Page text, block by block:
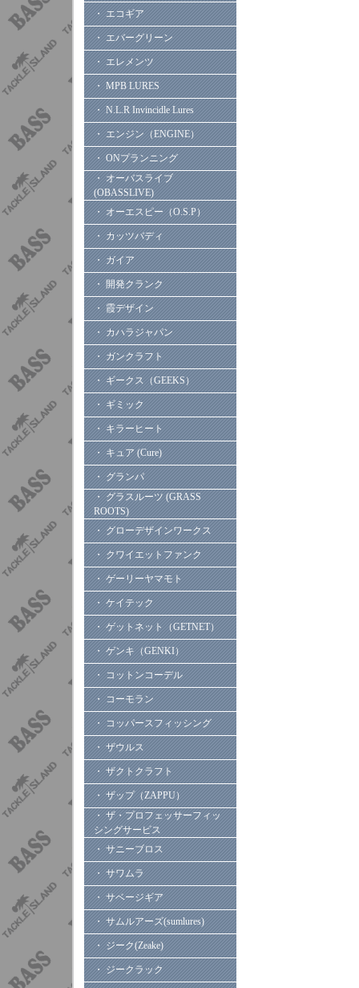
・ エコギア
・ エバーグリーン
・ エレメンツ
・ MPB LURES
・ N.L.R Invincidle Lures
・ エンジン（ENGINE）
・ ONプランニング
・ オーバスライブ
(OBASSLIVE)
・ オーエスピー（O.S.P）
・ カッツバディ
・ ガイア
・ 開発クランク
・ 霞デザイン
・ カハラジャパン
・ ガンクラフト
・ ギークス（GEEKS）
・ ギミック
・ キラーヒート
・ キュア (Cure)
・ グランパ
・ グラスルーツ (GRASS
ROOTS)
・ グローデザインワークス
・ クワイエットファンク
・ ゲーリーヤマモト
・ ケイテック
・ ゲットネット（GETNET）
・ ゲンキ（GENKI）
・ コットンコーデル
・ コーモラン
・ コッパースフィッシング
・ ザウルス
・ ザクトクラフト
・ ザップ（ZAPPU）
・ ザ・プロフェッサーフィッ
シングサービス
・ サニーブロス
・ サワムラ
・ サベージギア
・ サムルアーズ(sumlures)
・ ジーク(Zeake)
・ ジークラック